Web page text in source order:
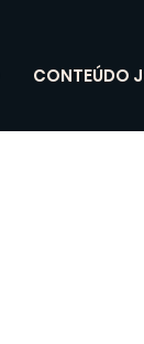
CONTEÚDO